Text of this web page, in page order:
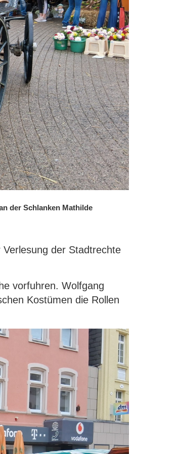
der Schlanken Mathilde
der Stadtrechte
vorfuhren. Wolfgang
Kostümen die Rollen